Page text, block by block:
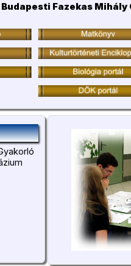
Budapesti Fazekas